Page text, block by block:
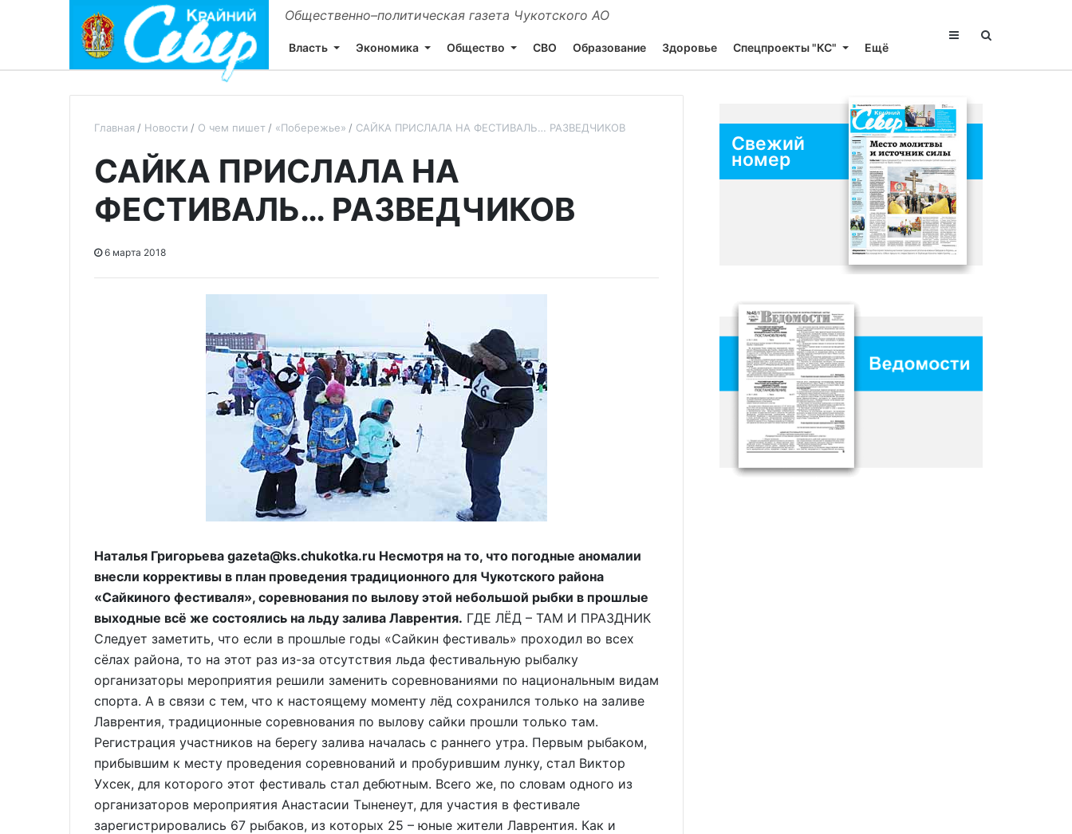
Общественно–политическая газета Чукотского АО
Власть Экономика Общество СВО Образование Здоровье Спецпроекты "КС" Ещё
Главная Новости О чем пишет «Побережье» САЙКА ПРИСЛАЛА НА ФЕСТИВАЛЬ… РАЗВЕДЧИКОВ
САЙКА ПРИСЛАЛА НА
ФЕСТИВАЛЬ… РАЗВЕДЧИКОВ
6 марта 2018
Наталья Григорьева gazeta@ks.chukotka.ru Несмотря на то, что погодные аномалии
внесли коррективы в план проведения традиционного для Чукотского района
«Сайкиного фестиваля», соревнования по вылову этой небольшой рыбки в прошлые
выходные всё же состоялись на льду залива Лаврентия. ГДЕ ЛЁД – ТАМ И ПРАЗДНИК
Следует заметить, что если в прошлые годы «Сайкин фестиваль» проходил во всех
сёлах района, то на этот раз из-за отсутствия льда фестивальную рыбалку
организаторы мероприятия решили заменить соревнованиями по национальным видам
спорта. А в связи с тем, что к настоящему моменту лёд сохранился только на заливе
Лаврентия, традиционные соревнования по вылову сайки прошли только там.
Регистрация участников на берегу залива началась с раннего утра. Первым рыбаком,
прибывшим к месту проведения соревнований и пробурившим лунку, стал Виктор
Ухсек, для которого этот фестиваль стал дебютным. Всего же, по словам одного из
организаторов мероприятия Анастасии Тыненеут, для участия в фестивале
зарегистрировались 67 рыбаков, из которых 25 – юные жители Лаврентия. Как и
Свежий
номер